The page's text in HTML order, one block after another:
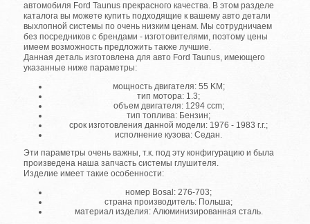
автомобиля Ford Taunus прекрасного качества. В этом разделе
каталога вы можете купить подходящие к вашему авто детали
выхлопной системы по очень низким ценам. Мы сотрудничаем
без посредников с брендами - изготовителями, поэтому цены
имеем возможность предложить также лучшие.
Данная деталь изготовлена для авто Ford Taunus, имеющего
указанные ниже параметры:
мощность двигателя: 55 KM;
тип мотора: 1.3;
объем двигателя: 1294 ccm;
тип топлива: Бензин;
срок изготовления данной модели: 1976 - 1983 г.г.;
исполнение кузова: Седан.
Эти параметры очень важны, т.к. под эту конфигурацию и была
произведена наша запчасть системы глушителя.
Изделие имеет такие особенности:
номер Bosal: 276-703;
страна производитель: Польша;
материал изделия: Алюминизированная сталь.